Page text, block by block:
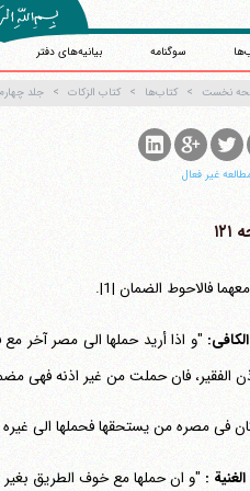
سوگنامه بیانیه‌های دفتر
نخست کتاب‌ها کتاب الزکات جلد چهارم
غیر فعال
فالاحوط الضمان |1|.
"و اذا أرید حملها الی مصر آخر
الفقیر، فان حملت من غیر اذنه فهی
فی مصره من یستحقها فحملها الی
: "و ان حملها مع خوف الطریق بغیر
ایران
میدان مصلّی، بلوار شهید محمّد منتظری،